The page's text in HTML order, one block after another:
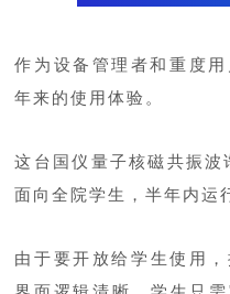
作为设备管理者和重度用
年来的使用体验。
这台国仪量子核磁共振波
面向全院学生，半年内运
由于要开放给学生使用